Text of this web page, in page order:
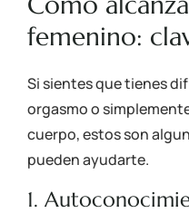
femenino:
Si sientes que tienes
orgasmo o
cuerpo, estos son
pueden ayudarte.
1.